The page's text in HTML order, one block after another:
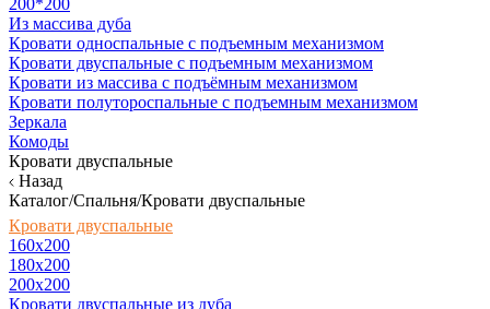
200*200
Из массива дуба
Кровати односпальные с подъемным механизмом
Кровати двуспальные с подъемным механизмом
Кровати из массива с подъёмным механизмом
Кровати полутороспальные с подъемным механизмом
Зеркала
Комоды
Кровати двуспальные
Назад
Каталог/Спальня/Кровати двуспальные
Кровати двуспальные
160х200
180x200
200x200
Кровати двуспальные из дуба